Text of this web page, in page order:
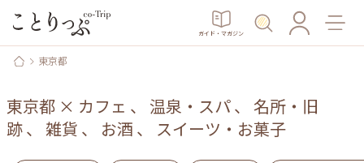
ガイド・マガジン
東京都
東京都 × カフェ 、 温泉・スパ、 名所・旧
跡、 雑貨 、 お酒 、 スイーツ・お菓子